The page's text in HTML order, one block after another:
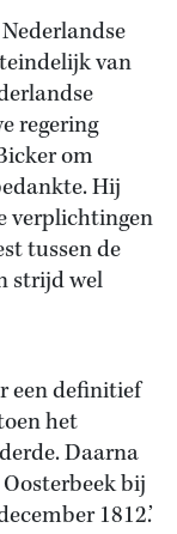
van
regering
om
Hij
verplichtingen
tussen de
strijd wel
een definitief
het
Daarna
bij
1812.’